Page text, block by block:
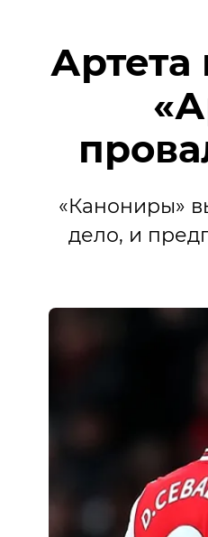
«Канониры»
дело, и